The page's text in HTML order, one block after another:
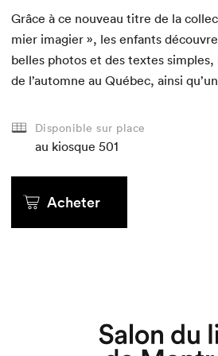
au kiosque
Acheter
au kiosque
Acheter en ligne
Grâce à ce nou­veau titre de la
mier imagi­er », les enfants
belles pho­tos et des textes
de l’au­tomne au Québec, ain­si
Disponible sur place
au kiosque 501
Acheter
au kiosque
Acheter en ligne
au kiosque
Acheter
au kiosque
Acheter en ligne